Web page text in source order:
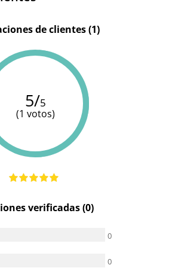
de clientes (1)
5/5
(1 votos)
verificadas (0)
0
0